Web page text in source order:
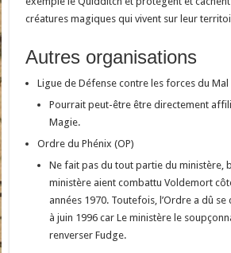
créatures magiques qui vivent sur leur
Autres organisations
Ligue de Défense contre les forces du Mal
Pourrait peut-être être directement
Magie.
Ordre du Phénix (OP)
Ne fait pas du tout partie du ministère,
ministère aient combattu Voldemort
années 1970. Toutefois, l’Ordre a dû se
à juin 1996 car Le ministère le
renverser Fudge.